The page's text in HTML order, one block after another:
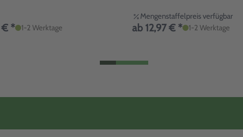
€ * 1-2 Werktage
Mengenstaffelpreis verfügbar
ab 12,97 € * 1-2 Werktage